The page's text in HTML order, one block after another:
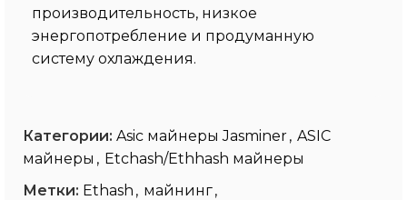
производительность, низкое
энергопотребление и продуманную
систему охлаждения.
Категории: Asic майнеры Jasminer, ASIC
майнеры , Etchash/Ethhash майнеры
Метки: Ethash , майнинг,